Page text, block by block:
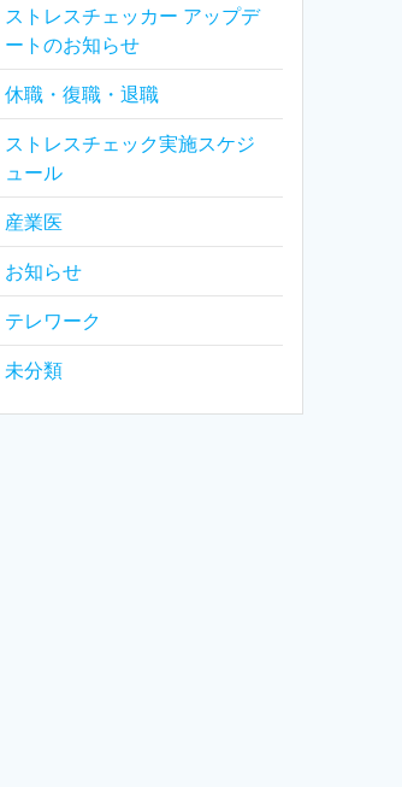
ストレスチェッカー アップデ
ートのお知らせ
休職・復職・退職
ストレスチェック実施スケジ
ュール
産業医
お知らせ
テレワーク
未分類